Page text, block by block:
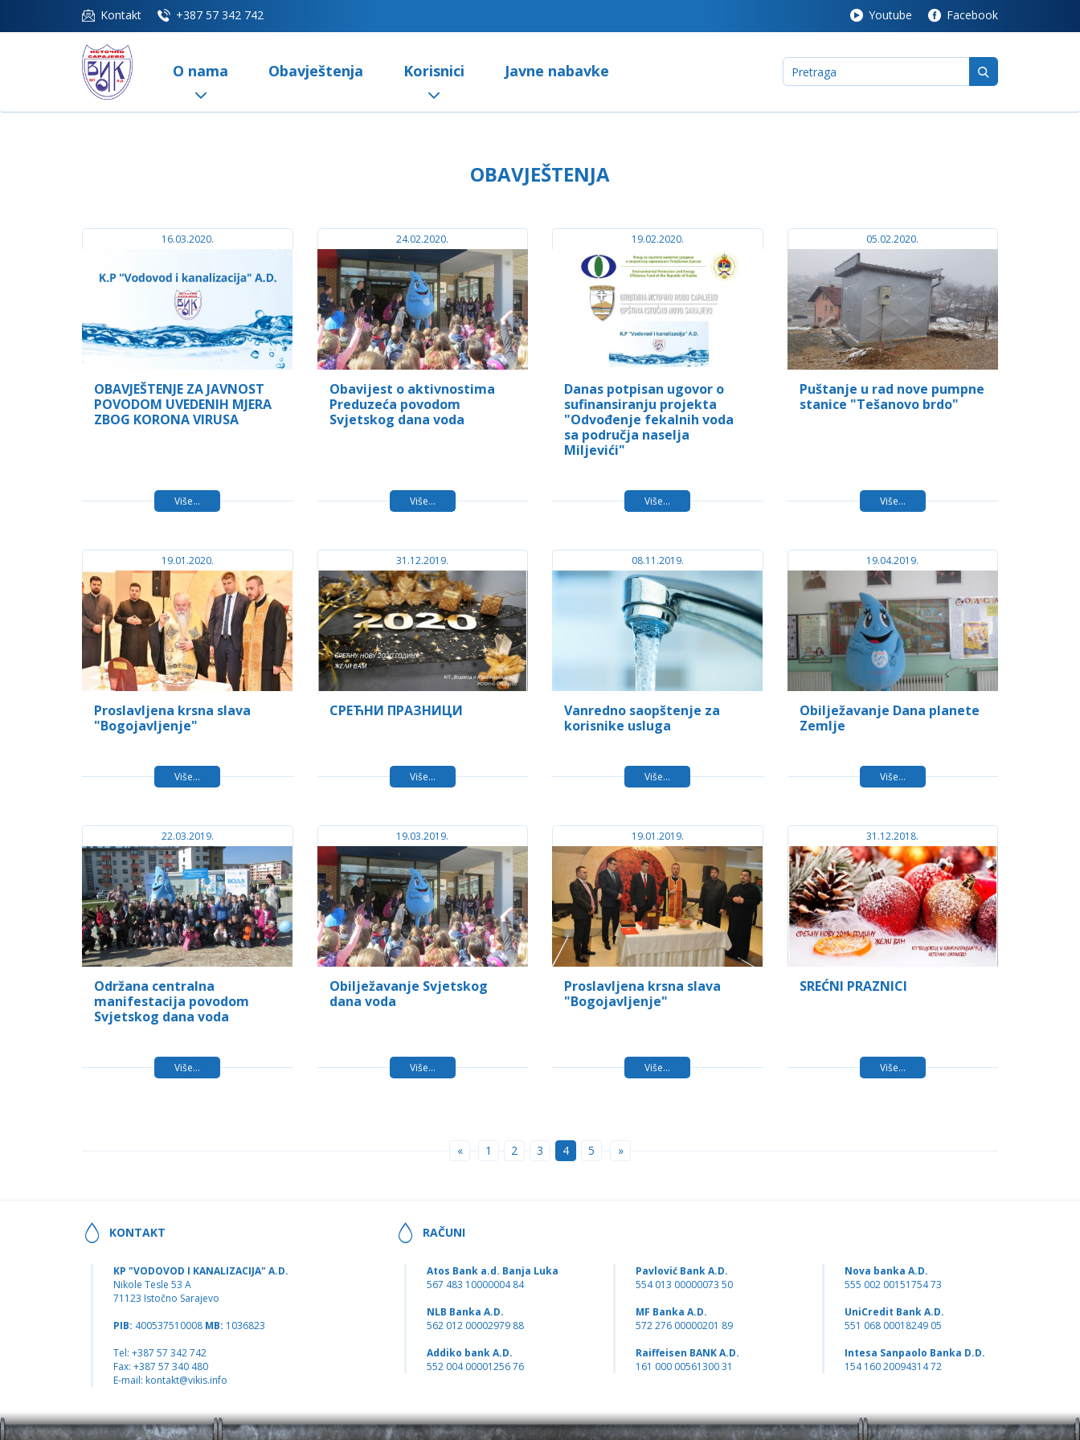
Kontakt +387 57 342 742 Youtube Facebook
O nama Obavještenja Korisnici Javne nabavke
OBAVJEŠTENJA
16.03.2020.
OBAVJEŠTENJE ZA JAVNOST
POVODOM UVEDENIH MJERA
ZBOG KORONA VIRUSA
Više...
24.02.2020.
Obavijest o aktivnostima
Preduzeća povodom
Svjetskog dana voda
Više...
19.02.2020.
Danas potpisan ugovor o
sufinansiranju projekta
"Odvođenje fekalnih voda
sa područja naselja
Miljevići"
Više...
05.02.2020.
Puštanje u rad nove pumpne
stanice "Tešanovo brdo"
Više...
19.01.2020.
Proslavljena krsna slava
"Bogojavljenje"
Više...
31.12.2019.
СРЕЋНИ ПРАЗНИЦИ
Više...
08.11.2019.
Vanredno saopštenje za
korisnike usluga
Više...
19.04.2019.
Obilježavanje Dana planete
Zemlje
Više...
22.03.2019.
Održana centralna
manifestacija povodom
Svjetskog dana voda
Više...
19.03.2019.
Obilježavanje Svjetskog
dana voda
Više...
19.01.2019.
Proslavljena krsna slava
"Bogojavljenje"
Više...
31.12.2018.
SREĆNI PRAZNICI
Više...
« 1 2 3 4 5 »
KONTAKT
KP "VODOVOD I KANALIZACIJA" A.D.
Nikole Tesle 53 A
71123 Istočno Sarajevo
PIB: 400537510008 MB: 1036823
Tel: +387 57 342 742
Fax: +387 57 340 480
E-mail: kontakt@vikis.info
RAČUNI
Atos Bank a.d. Banja Luka
567 483 10000004 84
NLB Banka A.D.
562 012 00002979 88
Addiko bank A.D.
552 004 00001256 76
Pavlović Bank A.D.
554 013 00000073 50
MF Banka A.D.
572 276 00000201 89
Raiffeisen BANK A.D.
161 000 00561300 31
Nova banka A.D.
555 002 00151754 73
UniCredit Bank A.D.
551 068 00018249 05
Intesa Sanpaolo Banka D.D.
154 160 20094314 72